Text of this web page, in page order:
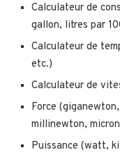
Calculateur de
gallon, litres par
Calculateur de
etc.)
Calculateur de
Force
millinewton,
Puissance (watt,